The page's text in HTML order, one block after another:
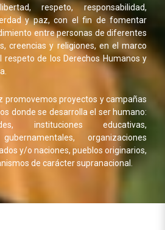
respeto, responsabilidad,
y paz, con el fin de fomentar
entre personas de diferentes
creencias y religiones, en el marco
respeto de los Derechos Humanos y
promovemos proyectos y campañas
donde se desarrolla el ser humano:
instituciones educativas,
organizaciones
y/o naciones, pueblos originarios,
de carácter supranacional.